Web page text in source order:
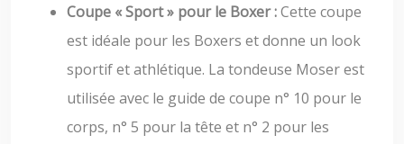
Coupe « Sport » pour le Boxer :Cette coupe
est idéale pour les Boxers et donne un look
sportif et athlétique. La tondeuse Moser est
utilisée avec le guide de coupe n° 10 pour le
corps, n° 5 pour la tête et n° 2 pour les